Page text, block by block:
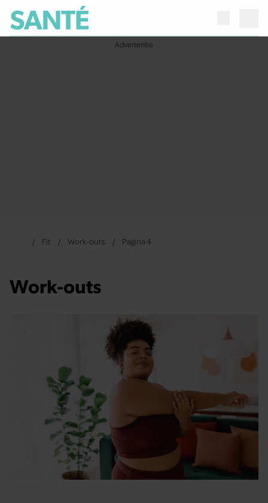
Fit Work-outs Pagina 4
Work-outs